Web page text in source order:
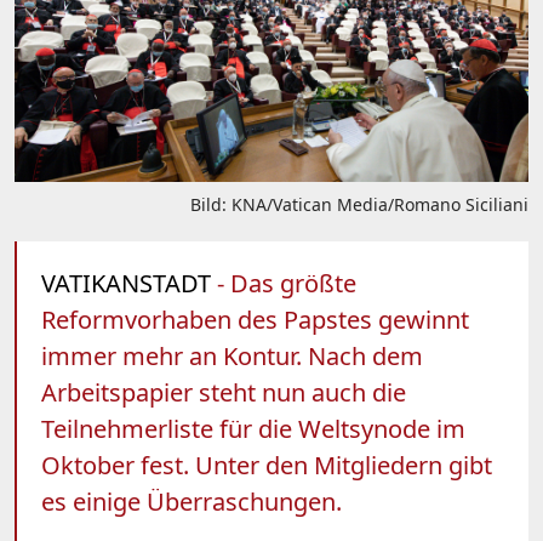
Bild: KNA/Vatican Media/Romano Siciliani
VATIKANSTADT- Das größte
Reformvorhaben des Papstes gewinnt
immer mehr an Kontur. Nach dem
Arbeitspapier steht nun auch die
Teilnehmerliste für die Weltsynode im
Oktober fest. Unter den Mitgliedern gibt
es einige Überraschungen.